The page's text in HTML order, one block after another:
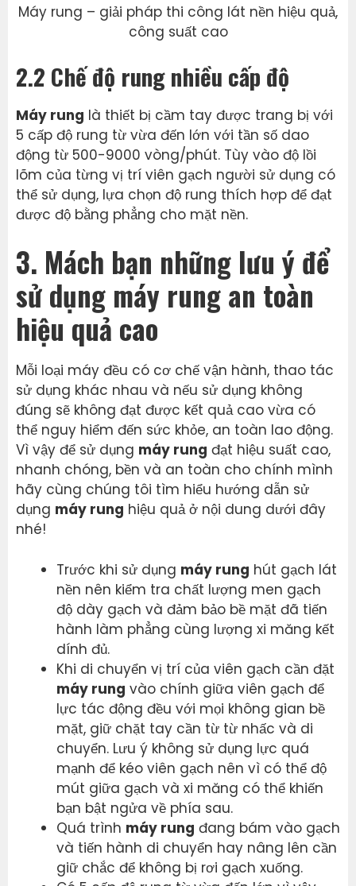
Máy rung – giải pháp thi công lát nền hiệu quả,
công suất cao
2.2 Chế độ rung nhiều cấp độ
Máy rung là thiết bị cầm tay được trang bị với
5 cấp độ rung từ vừa đến lớn với tần số dao
động từ 500-9000 vòng/phút. Tùy vào độ lồi
lõm của từng vị trí viên gạch người sử dụng có
thể sử dụng, lựa chọn độ rung thích hợp để đạt
được độ bằng phẳng cho mặt nền.
3. Mách bạn những lưu ý để
sử dụng máy rung an toàn
hiệu quả cao
Mỗi loại máy đều có cơ chế vận hành, thao tác
sử dụng khác nhau và nếu sử dụng không
đúng sẽ không đạt được kết quả cao vừa có
thể nguy hiểm đến sức khỏe, an toàn lao động.
Vì vậy để sử dụng máy rung đạt hiệu suất cao,
nhanh chóng, bền và an toàn cho chính mình
hãy cùng chúng tôi tìm hiểu hướng dẫn sử
dụng máy rung hiệu quả ở nội dung dưới đây
nhé!
Trước khi sử dụng máy rung hút gạch lát
nền nên kiểm tra chất lượng men gạch
độ dày gạch và đảm bảo bề mặt đã tiến
hành làm phẳng cùng lượng xi măng kết
dính đủ.
Khi di chuyển vị trí của viên gạch cần đặt
máy rung vào chính giữa viên gạch để
lực tác động đều với mọi không gian bề
mặt, giữ chặt tay cần từ từ nhấc và di
chuyển. Lưu ý không sử dụng lực quá
mạnh để kéo viên gạch nên vì có thể độ
mút giữa gạch và xi măng có thể khiến
bạn bật ngửa về phía sau.
Quá trình máy rung đang bám vào gạch
và tiến hành di chuyển hay nâng lên cần
giữ chắc để không bị rơi gạch xuống.